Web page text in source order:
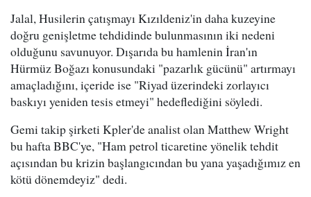
Jalal, Husilerin çatışmayı Kızıldeniz'in daha kuzeyine
doğru genişletme tehdidinde bulunmasının iki nedeni
olduğunu savunuyor. Dışarıda bu hamlenin İran'ın
Hürmüz Boğazı konusundaki "pazarlık gücünü" artırmayı
amaçladığını, içeride ise "Riyad üzerindeki zorlayıcı
baskıyı yeniden tesis etmeyi" hedeflediğini söyledi.
Gemi takip şirketi Kpler'de analist olan Matthew Wright
bu hafta BBC'ye, "Ham petrol ticaretine yönelik tehdit
açısından bu krizin başlangıcından bu yana yaşadığımız en
kötü dönemdeyiz" dedi.